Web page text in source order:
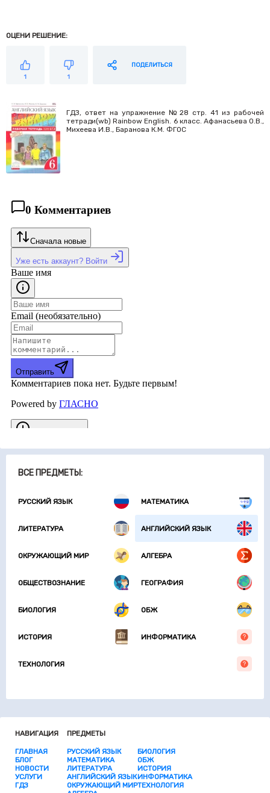
ВСЕ ПРЕДМЕТЫ:
РУССКИЙ ЯЗЫК МАТЕМАТИКА
ЛИТЕРАТУРА АНГЛИЙСКИЙ ЯЗЫК
ОКРУЖАЮЩИЙ МИР АЛГЕБРА
ОБЩЕСТВОЗНАНИЕ ГЕОГРАФИЯ
БИОЛОГИЯ ОБЖ
ИСТОРИЯ ИНФОРМАТИКА
ТЕХНОЛОГИЯ
ОЦЕНИ РЕШЕНИЕ:
1 1
ПОДЕЛИТЬСЯ
ГДЗ, ответ на упражнение №28 стр. 41 из рабочей
тетради(wb) Rainbow English. 6 класс. Афанасьева О.В.,
Михеева И.В., Баранова К.М. ФГОС
НАВИГАЦИЯ
ГЛАВНАЯ
БЛОГ
НОВОСТИ
УСЛУГИ
ГДЗ
ПРЕДМЕТЫ
РУССКИЙ ЯЗЫК
МАТЕМАТИКА
ЛИТЕРАТУРА
АНГЛИЙСКИЙ ЯЗЫК
ОКРУЖАЮЩИЙ МИР
БИОЛОГИЯ
ОБЖ
ИСТОРИЯ
ИНФОРМАТИКА
ТЕХНОЛОГИЯ